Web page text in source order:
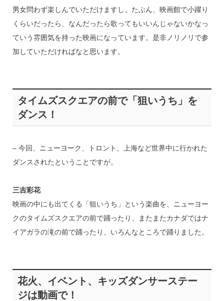
男女問わず楽しんでいただけますし、たぶん、映画館で小躍り
くらいだったら、なんだったら歌ってもいいんじゃないかなっ
ていう雰囲気を持った映画になっています。是非ノリノリで参
加していただければなと思います。
タイムズスクエアの前で「狙いうち」を
ダンス！
– 今回、ニューヨーク、トロント、上海など世界中に行かれた
ダンスされたということですが。
三吉彩花
映画の中にも出てくる「狙いうち」という楽曲を、ニューヨー
クのタイムズスクエアの前で踊ったり、またまたカナダではナ
イアガラの滝の前で踊ったり、いろんなところで踊りました。
花火、イベント、キッズダンサーステー
ジは動画で！